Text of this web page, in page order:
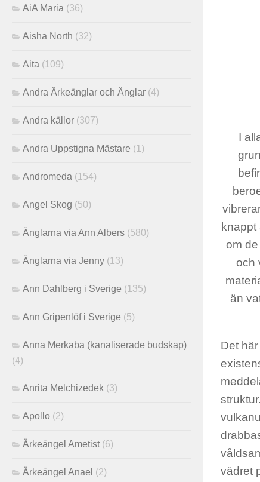
I
knappt
om
och
än
Det
vädret
AiA Maria (36)
Aisha North (32)
Aita (109)
Andra Ärkeänglar och Änglar (4)
Andra källor (307)
Andra Uppstigna Mästare (1)
Andromeda (154)
Angel Skog (50)
Änglarna via Ann Albers (580)
Änglarna via Jenny (13)
Ann Dahlberg i Sverige (135)
Ann Gripenlöf i Sverige (5)
Anna Merkaba (kanaliserade budskap)
(4)
Anrita Melchizedek (3)
Apollo (2)
Ärkeängel Ametist (6)
Ärkeängel Anael (2)